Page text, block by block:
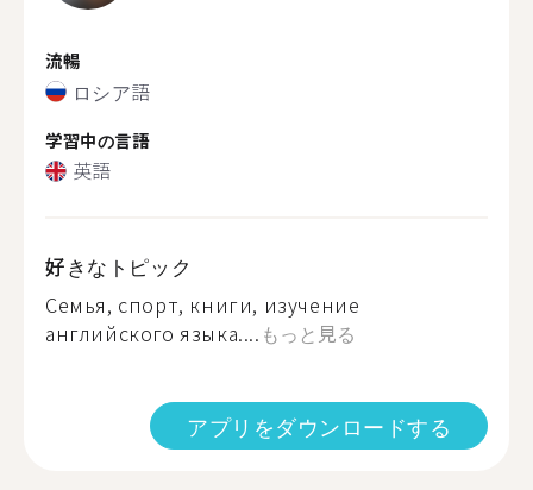
流暢
ロシア語
学習中の言語
英語
好きなトピック
Семья, спорт, книги, изучение
английского языка.... もっと見る
アプリをダウンロードする